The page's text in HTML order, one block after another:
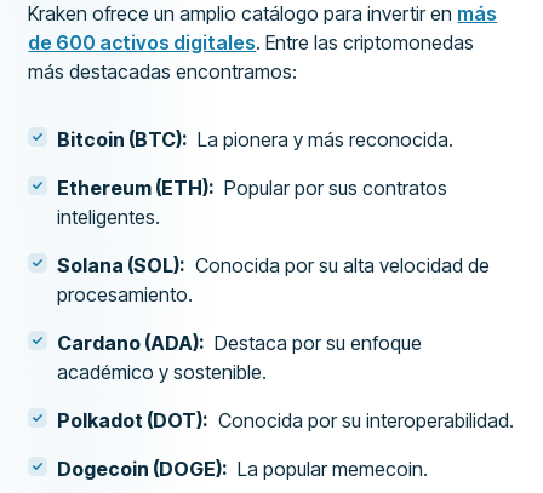
Kraken ofrece un amplio catálogo para invertir en más
de 600 activos digitales. Entre las criptomonedas
más destacadas encontramos:
Bitcoin (BTC): La pionera y más reconocida.
Ethereum (ETH): Popular por sus contratos
inteligentes.
Solana (SOL): Conocida por su alta velocidad de
procesamiento.
Cardano (ADA): Destaca por su enfoque
académico y sostenible.
Polkadot (DOT): Conocida por su interoperabilidad.
Dogecoin (DOGE): La popular memecoin.